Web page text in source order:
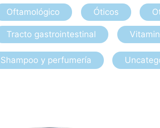
Oftamológico Óticos
Tracto gastrointestinal
Shampoo y perfumería